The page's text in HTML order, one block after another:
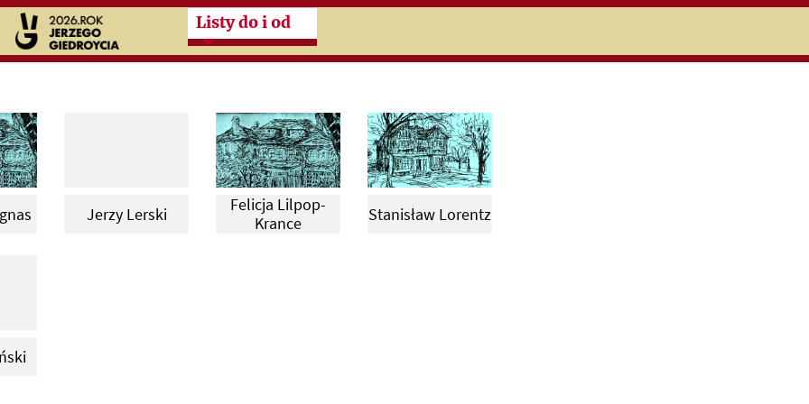
Przeskocz do treści zasadniczej
Listy do i od
Jerzy Lerski
Felicja Lilpop-
Krance
Stanisław Lorentz